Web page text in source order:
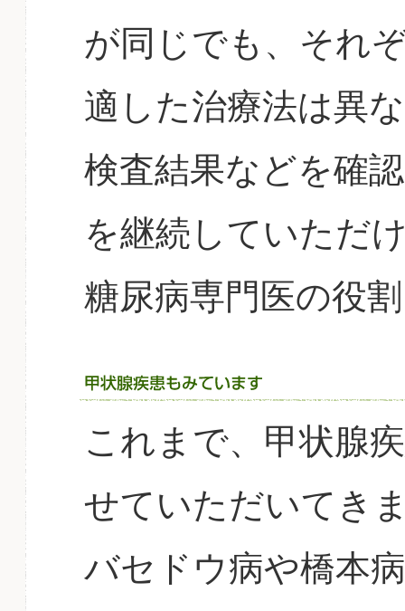
が同じでも、それ
適した治療法は異
検査結果などを確
を継続していただ
糖尿病専門医の役
これまで、甲状腺
せていただいてき
バセドウ病や橋本